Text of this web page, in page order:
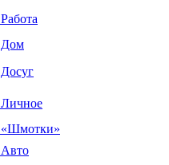
Работа
Дом
Досуг
Личное
«Шмотки»
Авто